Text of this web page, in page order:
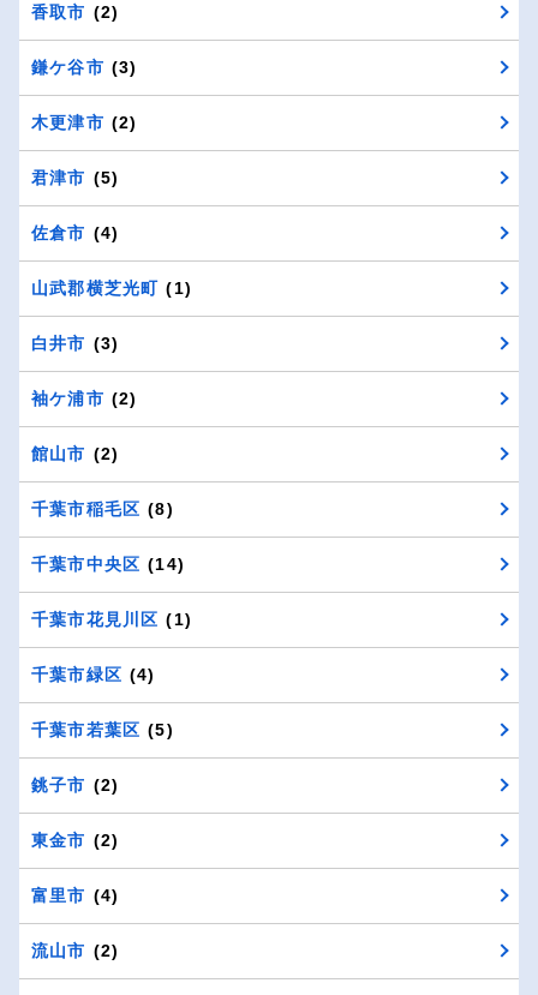
香取市 (2)
鎌ケ谷市 (3)
木更津市 (2)
君津市 (5)
佐倉市 (4)
山武郡横芝光町 (1)
白井市 (3)
袖ケ浦市 (2)
館山市 (2)
千葉市稲毛区 (8)
千葉市中央区 (14)
千葉市花見川区 (1)
千葉市緑区 (4)
千葉市若葉区 (5)
銚子市 (2)
東金市 (2)
富里市 (4)
流山市 (2)